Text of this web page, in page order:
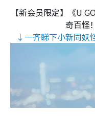
【新会员限定】《U
奇百怪
↓一齐睇下小新同妖